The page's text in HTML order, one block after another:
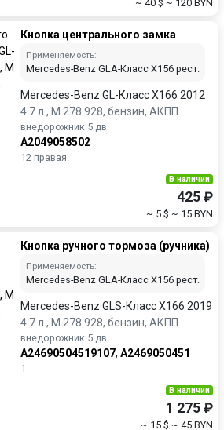
~ 40 $ ~ 120 BYN
Кнопка центрального замка
Применяемость:
Mercedes-Benz GLA-Класс X156 рест.
Mercedes-Benz GL-Класс X166 2012
4.7 л., M 278.928, бензин, АКПП
внедорожник 5 дв.
A2049058502
12 правая.
В наличии
425 ₽
~ 5 $ ~ 15 BYN
Кнопка ручного тормоза (ручника)
Применяемость:
Mercedes-Benz GLA-Класс X156 рест.
Mercedes-Benz GLS-Класс X166 2019
4.7 л., M 278.928, бензин, АКПП
внедорожник 5 дв.
A24690504519107, A2469050451
1
В наличии
1 275 ₽
~ 15 $ ~ 45 BYN